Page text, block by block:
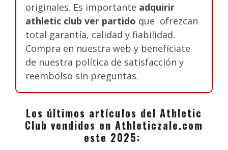
originales. Es importante adquirir
athletic club ver partido que ofrezcan
total garantía, calidad y fiabilidad.
Compra en nuestra web y benefíciate
de nuestra política de satisfacción y
reembolso sin preguntas.
Los últimos artículos del Athletic
Club vendidos en Athleticzale.com
este 2025: